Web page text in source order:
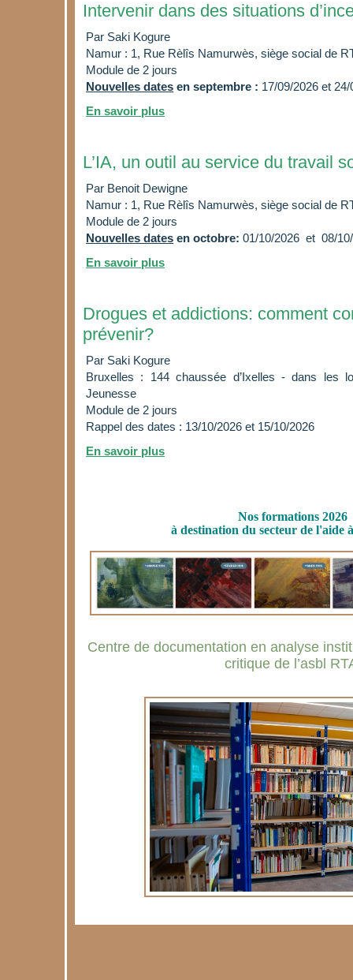
Intervenir dans des situations
Par Saki Kogure
Namur : 1, Rue Rèlîs Namurwès, siège social de
Module de 2 jours
Nouvelles dates en septembre : 17/09/2026 et 24/
En savoir plus
L’IA, un outil au service du travail
Par Benoit Dewigne
Namur : 1, Rue Rèlîs Namurwès, siège social de
Module de 2 jours
Nouvelles dates en octobre: 01/10/2026 et 08/10/
En savoir plus
Drogues et addictions: comment
prévenir?
Par Saki Kogure
Bruxelles : 144 chaussée d’Ixelles - dans les
Jeunesse
Module de 2 jours
Rappel des dates : 13/10/2026 et 15/10/2026
En savoir plus
Nos formations 2026
à destination du secteur de l'aide
Centre de documentation en analyse
critique de l’asbl